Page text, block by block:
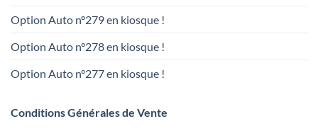
Option Auto n°279 en kiosque !
Option Auto n°278 en kiosque !
Option Auto n°277 en kiosque !
Conditions Générales de Vente